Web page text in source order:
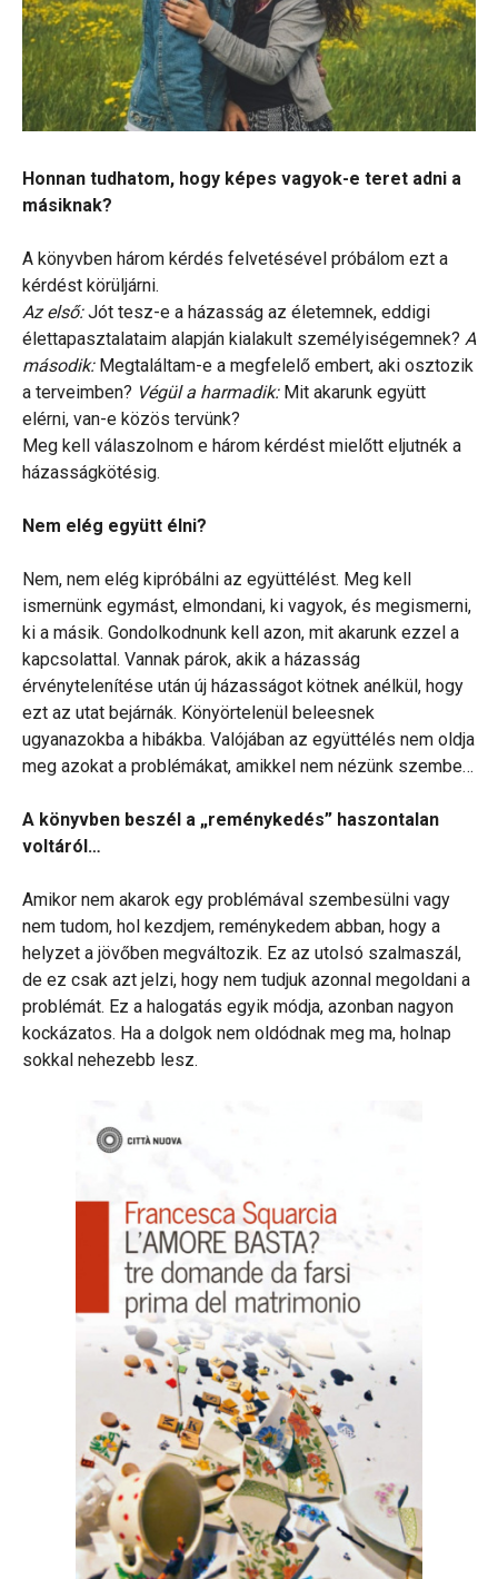
Honnan tudhatom, hogy képes vagyok-e teret adni a
másiknak?
A könyvben három kérdés felvetésével próbálom ezt a
kérdést körüljárni.
Az első:Jót tesz-e a házasság az életemnek, eddigi
élettapasztalataim alapján kialakult személyiségemnek? A
második:Megtaláltam-e a megfelelő embert, aki osztozik
a terveimben? Végül a harmadik:Mit akarunk együtt
elérni, van-e közös tervünk?
Meg kell válaszolnom e három kérdést mielőtt eljutnék a
házasságkötésig.
Nem elég együtt élni?
Nem, nem elég kipróbálni az együttélést. Meg kell
ismernünk egymást, elmondani, ki vagyok, és megismerni,
ki a másik. Gondolkodnunk kell azon, mit akarunk ezzel a
kapcsolattal. Vannak párok, akik a házasság
érvénytelenítése után új házasságot kötnek anélkül, hogy
ezt az utat bejárnák. Könyörtelenül beleesnek
ugyanazokba a hibákba. Valójában az együttélés nem oldja
meg azokat a problémákat, amikkel nem nézünk szembe…
A könyvben beszél a „reménykedés” haszontalan
voltáról…
Amikor nem akarok egy problémával szembesülni vagy
nem tudom, hol kezdjem, reménykedem abban, hogy a
helyzet a jövőben megváltozik. Ez az utolsó szalmaszál,
de ez csak azt jelzi, hogy nem tudjuk azonnal megoldani a
problémát. Ez a halogatás egyik módja, azonban nagyon
kockázatos. Ha a dolgok nem oldódnak meg ma, holnap
sokkal nehezebb lesz.